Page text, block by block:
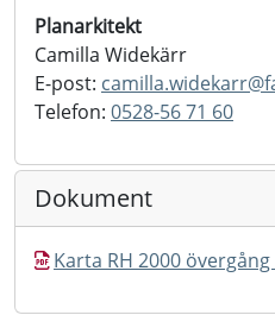
Planarkitekt
Camilla Widekärr
E-post: camilla.widekarr@
Telefon: 0528-56 71 60
Dokument
Karta RH 2000